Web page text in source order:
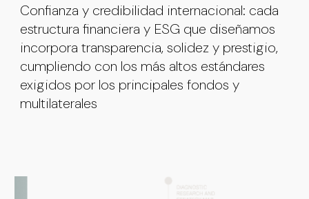
Confianza y credibilidad internacional: cada
estructura financiera y ESG que diseñamos
incorpora transparencia, solidez y prestigio,
cumpliendo con los más altos estándares
exigidos por los principales fondos y
multilaterales